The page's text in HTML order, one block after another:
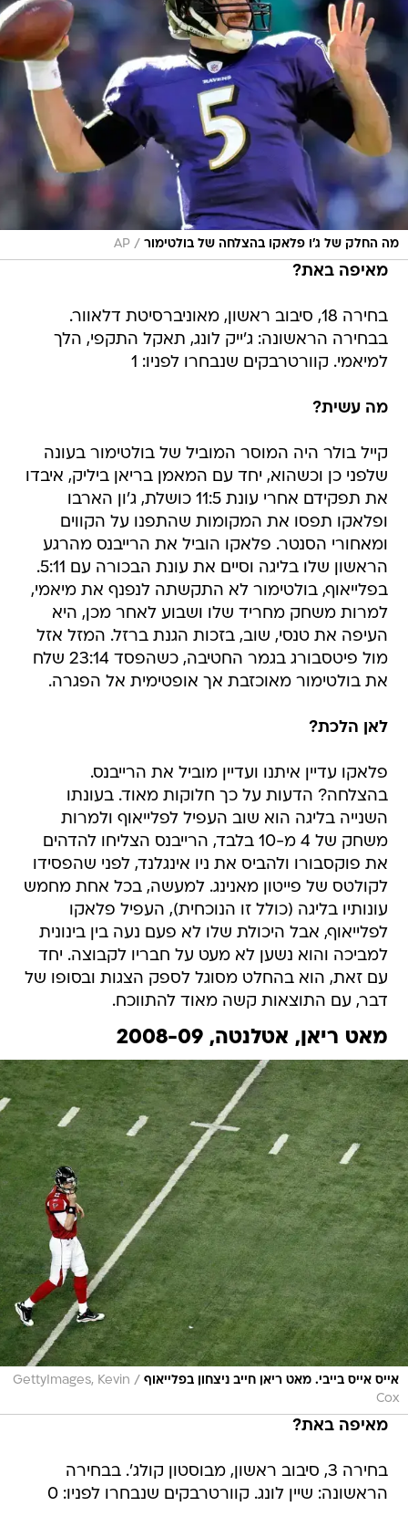
מה החלק של ג'ו פלאקו בהצלחה של בולטימור /
AP
מאיפה באת?
בחירה 18, סיבוב ראשון, מאוניברסיטת דלאוור.
בבחירה הראשונה: ג'ייק לונג, תאקל התקפי, הלך
למיאמי. קוורטרבקים שנבחרו לפניו: 1
מה עשית?
קייל בולר היה המוסר המוביל של בולטימור בעונה
שלפני כן וכשהוא, יחד עם המאמן בריאן ביליק, איבדו
את תפקידם אחרי עונת 11:5 כושלת, ג'ון הארבו
ופלאקו תפסו את המקומות שהתפנו על הקווים
ומאחורי הסנטר. פלאקו הוביל את הרייבנס מהרגע
הראשון שלו בליגה וסיים את עונת הבכורה עם 5:11.
בפלייאוף, בולטימור לא התקשתה לנפנף את מיאמי,
למרות משחק מחריד שלו ושבוע לאחר מכן, היא
העיפה את טנסי, שוב, בזכות הגנת ברזל. המזל אזל
מול פיטסבורג בגמר החטיבה, כשהפסד 23:14 שלח
את בולטימור מאוכזבת אך אופטימית אל הפגרה.
לאן הלכת?
פלאקו עדיין איתנו ועדיין מוביל את הרייבנס.
בהצלחה? הדעות על כך חלוקות מאוד. בעונתו
השנייה בליגה הוא שוב העפיל לפלייאוף ולמרות
משחק של 4 מ-10 בלבד, הרייבנס הצליחו להדהים
את פוקסבורו ולהביס את ניו אינגלנד, לפני שהפסידו
לקולטס של פייטון מאנינג. למעשה, בכל אחת מחמש
עונותיו בליגה (כולל זו הנוכחית), העפיל פלאקו
לפלייאוף, אבל היכולת שלו לא פעם נעה בין בינונית
למביכה והוא נשען לא מעט על חבריו לקבוצה. יחד
עם זאת, הוא בהחלט מסוגל לספק הצגות ובסופו של
דבר, עם התוצאות קשה מאוד להתווכח.
מאט ריאן, אטלנטה, 2008-09
אייס אייס בייבי. מאט ריאן חייב ניצחון בפלייאוף /
GettyImages, Kevin
Cox
מאיפה באת?
בחירה 3, סיבוב ראשון, מבוסטון קולג'. בבחירה
הראשונה: שיין לונג. קוורטרבקים שנבחרו לפניו: 0